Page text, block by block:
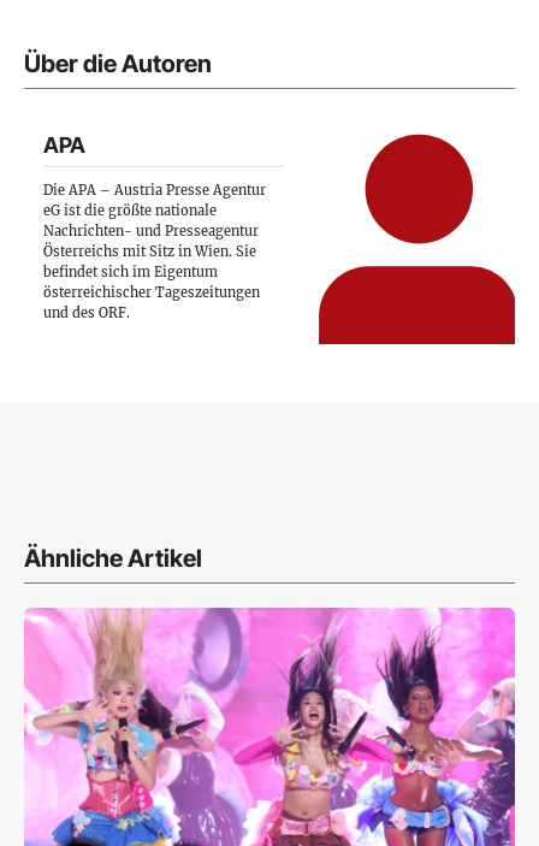
Über die Autoren
APA
Die APA – Austria Presse Agentur
eG ist die größte nationale
Nachrichten- und Presseagentur
Österreichs mit Sitz in Wien. Sie
befindet sich im Eigentum
österreichischer Tageszeitungen
und des ORF.
Ähnliche Artikel